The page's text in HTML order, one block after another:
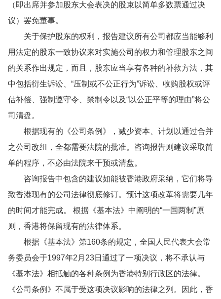
（即出席并参加股东大会表决的股束以简单多数票通过决
议）罢免董事。
关于保护股东的权利，报告建议所有公司都应当能够利
用法定的股东一致协议来对实施公司的权力和管理股东之间
的关系作出规定，而且，股东应当享有各种的补救方法，其
中包括衍生诉讼、“压制或不公正行为”诉讼、收购股权或评
估补偿、强制遵守令、禁制令以及“以公正平等的理由”将公
司清盘。
根据现有的《公司条例》，减少资本、计划以通过合并
之公司改组，全都需要法院的批准。咨询报告则建议采取简
单的程序，不必由法院来干预或清盘。
咨询报告中包含的建议如能被香港政府采纳，它们将导
致香港现有的公司法律彻底修订。预计这项改革将需要几年
的时间才能完成。 根据《基本法》中阐明的“一国两制”原
则，香港将保留现有的法律体系。
根据《基本法》第160条的规定，全国人民代表大会常
务委员会于1997年2月23日通过了一项决议，将不承认与
《基本法》相抵触的各种条例为香港特别行政区的法律。
《公司条例》不属于受这项决议影响的法律之列。因此，香